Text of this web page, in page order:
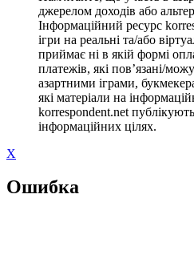
джерелом доходів або
Інформаційний ресурс
ігри на реальні та/або
приймає ні в якій формі
платежів, які пов’язані/
азартними іграми,
які матеріали на
korrespondent.net
інформаційних цілях.
X
Ошибка